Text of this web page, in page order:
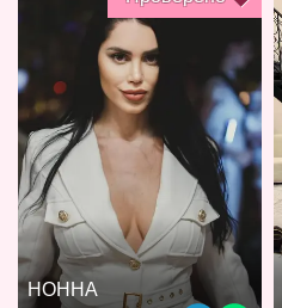
НОННА